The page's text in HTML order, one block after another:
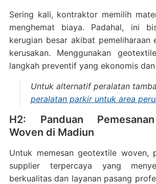
Sering kali, kontraktor memilih
menghemat biaya. Padahal, ini
kerugian besar akibat pemeliharaan
kerusakan. Menggunakan
langkah preventif yang ekonomis
Untuk alternatif peralatan
peralatan parkir untuk area
H2: Panduan
Woven di Madiun
Untuk memesan geotextile woven,
supplier terpercaya yang
berkualitas dan layanan pasang